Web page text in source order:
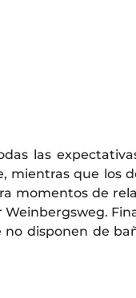
las
mientras que los
momentos de
disponen de